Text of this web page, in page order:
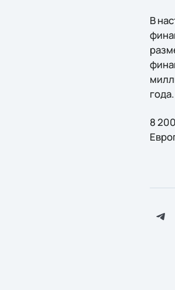
В
года.
8